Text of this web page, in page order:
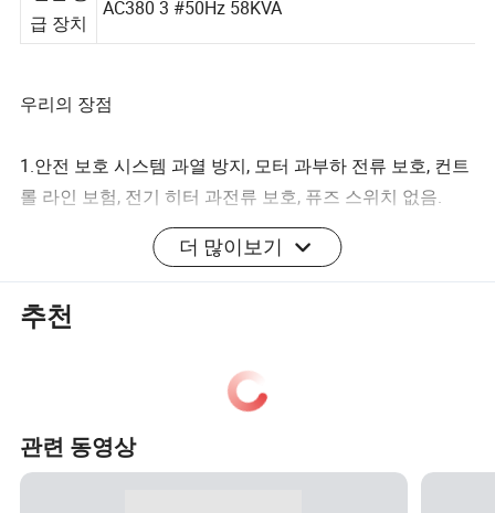
전원 공
급 장치
우리의 장점
1.안전 보호 시스템 과열 방지, 모터 과부하 전류 보호, 컨트
롤 라인 보험, 전기 히터 과전류 보호, 퓨즈 스위치 없음.
2.장비 구조 이중 도어 설계, 추가 방폭 도어 버클, 장착 온도
저항성 실리콘 압축, 강력하고 단단히 닫히기가 쉬우며 사
고를 효과적으로 방지할 수 있음, 장비 양쪽에 이중 제어 박
공기 흡입구, 공기 배출구, 완전히 열린 뒤 버튼, 누출 방지
백엘리트 손잡이, 5M 긴 전원 코드 장착.
더 많이보기
추천
관련 동영상